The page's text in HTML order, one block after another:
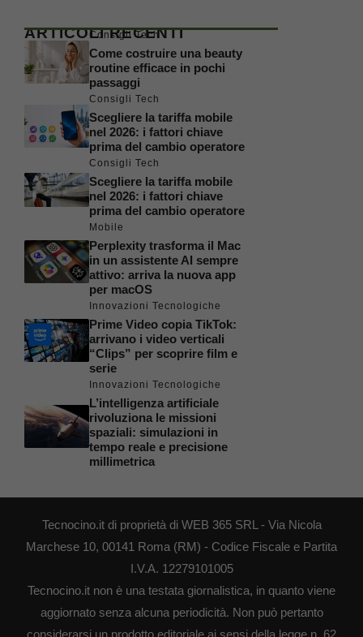
ARTICOLI RECENTI
Consigli Tech
Come costruire una beauty
routine efficace in pochi
passaggi
Consigli Tech
Scegliere la tariffa mobile
nel 2026: i fattori chiave
prima del cambio operatore
Consigli Tech
Scegliere la tariffa mobile
nel 2026: i fattori chiave
prima del cambio operatore
Mobile
Perplexity trasforma il Mac
in un assistente AI sempre
attivo: arriva la nuova app
per macOS
Innovazioni Tecnologiche
Prime Video copia TikTok:
arrivano i video verticali
“Clips” per scoprire film e
serie
Innovazioni Tecnologiche
L’intelligenza artificiale
rivoluziona le missioni
spaziali: simulazioni in
tempo reale e precisione
millimetrica
Tecnocino.it di proprietà di WEB 365 SRL - Via Nicola
Marchese 10, 00141 Roma (RM) - Codice Fiscale e Partita
I.V.A. 12279101005
Tecnocino.it non è una testata giornalistica, in quanto viene
aggiornato senza alcuna periodicità. Non può pertanto
considerarsi un prodotto editoriale ai sensi della legge n. 62